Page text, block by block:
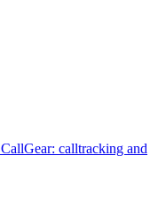
CallGear: calltracking and